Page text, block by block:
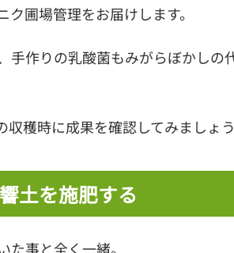
圃場管理をお届けします。
手作りの乳酸菌もみがらぼかしの
穫時に成果を確認してみましょう
土を施肥する
事と全く一緒。